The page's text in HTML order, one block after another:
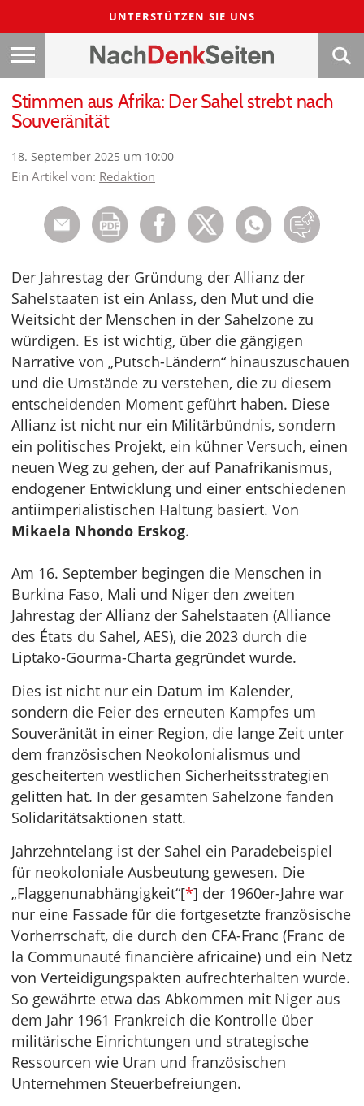
UNTERSTÜTZEN SIE UNS
Stimmen aus Afrika: Der Sahel strebt nach
Souveränität
18. September 2025 um 10:00
Ein Artikel von: Redaktion
Der Jahrestag der Gründung der Allianz der
Sahelstaaten ist ein Anlass, den Mut und die
Weitsicht der Menschen in der Sahelzone zu
würdigen. Es ist wichtig, über die gängigen
Narrative von „Putsch-Ländern“ hinauszuschauen
und die Umstände zu verstehen, die zu diesem
entscheidenden Moment geführt haben. Diese
Allianz ist nicht nur ein Militärbündnis, sondern
ein politisches Projekt, ein kühner Versuch, einen
neuen Weg zu gehen, der auf Panafrikanismus,
endogener Entwicklung und einer entschiedenen
antiimperialistischen Haltung basiert. Von
Mikaela Nhondo Erskog.
Am 16. September begingen die Menschen in
Burkina Faso, Mali und Niger den zweiten
Jahrestag der Allianz der Sahelstaaten (Alliance
des États du Sahel, AES), die 2023 durch die
Liptako-Gourma-Charta gegründet wurde.
Dies ist nicht nur ein Datum im Kalender,
sondern die Feier des erneuten Kampfes um
Souveränität in einer Region, die lange Zeit unter
dem französischen Neokolonialismus und
gescheiterten westlichen Sicherheitsstrategien
gelitten hat. In der gesamten Sahelzone fanden
Solidaritätsaktionen statt.
Jahrzehntelang ist der Sahel ein Paradebeispiel
für neokoloniale Ausbeutung gewesen. Die
„Flaggenunabhängigkeit“[*] der 1960er-Jahre war
nur eine Fassade für die fortgesetzte französische
Vorherrschaft, die durch den CFA-Franc (Franc de
la Communauté financière africaine) und ein Netz
von Verteidigungspakten aufrechterhalten wurde.
So gewährte etwa das Abkommen mit Niger aus
dem Jahr 1961 Frankreich die Kontrolle über
militärische Einrichtungen und strategische
Ressourcen wie Uran und französischen
Unternehmen Steuerbefreiungen.